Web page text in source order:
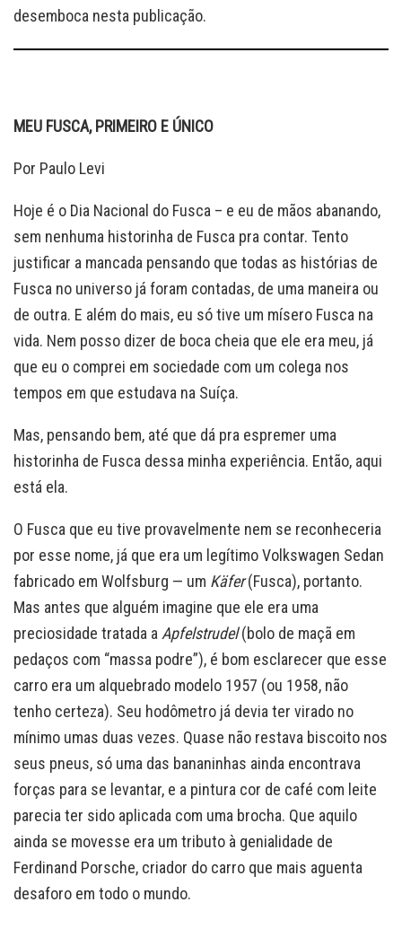
desemboca nesta publicação.
MEU FUSCA, PRIMEIRO E ÚNICO
Por Paulo Levi
Hoje é o Dia Nacional do Fusca – e eu de mãos abanando,
sem nenhuma historinha de Fusca pra contar. Tento
justificar a mancada pensando que todas as histórias de
Fusca no universo já foram contadas, de uma maneira ou
de outra. E além do mais, eu só tive um mísero Fusca na
vida. Nem posso dizer de boca cheia que ele era meu, já
que eu o comprei em sociedade com um colega nos
tempos em que estudava na Suíça.
Mas, pensando bem, até que dá pra espremer uma
historinha de Fusca dessa minha experiência. Então, aqui
está ela.
O Fusca que eu tive provavelmente nem se reconheceria
por esse nome, já que era um legítimo Volkswagen Sedan
fabricado em Wolfsburg — um Käfer(Fusca), portanto.
Mas antes que alguém imagine que ele era uma
preciosidade tratada a Apfelstrudel(bolo de maçã em
pedaços com “massa podre”), é bom esclarecer que esse
carro era um alquebrado modelo 1957 (ou 1958, não
tenho certeza). Seu hodômetro já devia ter virado no
mínimo umas duas vezes. Quase não restava biscoito nos
seus pneus, só uma das bananinhas ainda encontrava
forças para se levantar, e a pintura cor de café com leite
parecia ter sido aplicada com uma brocha. Que aquilo
ainda se movesse era um tributo à genialidade de
Ferdinand Porsche, criador do carro que mais aguenta
desaforo em todo o mundo.